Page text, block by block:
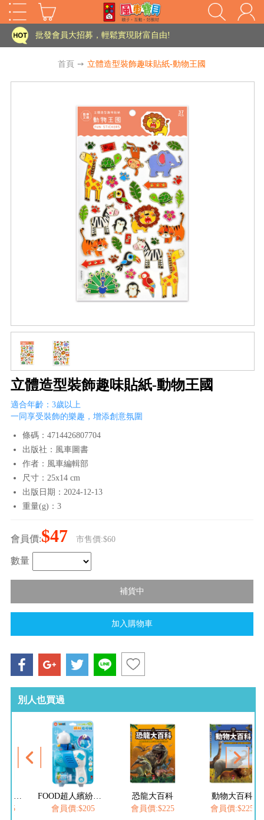
家長樂了!「風車書版集團暨FOOD超人企業總部」目前正興建中!
批發會員大招募，輕鬆實現財富自由!
老師您好!!幼教會員火熱招募中~
海外購物免煩惱！點我查看『海外購物流程說明』
批發會員大招募，輕鬆實現財富自由!
老師您好!!幼教會員火熱招募中~
海外購物免煩惱！點我查看『海外購物流程說明』
首頁 ➙ 立體造型裝飾趣味貼紙-動物王國
立體造型裝飾趣味貼紙-動物王國
適合年齡：3歲以上
一同享受裝飾的樂趣，增添創意氛圍
條碼：4714426807704
出版社：風車圖書
作者：風車編輯部
尺寸：25x14 cm
出版日期：2024-12-13
重量(g)：3
會員價:$47 市售價:$60
數量
別人也買過
會員價:$205
恐龍大百科
會員價:$225
動物大百科
會員價:$225